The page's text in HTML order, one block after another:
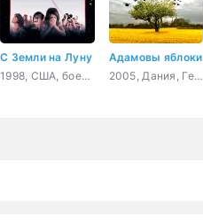
С Земли на Луну
1998, США, боевик, триллер, драма, история
Адамовы яблоки
2005, Дания, Германия, драма, комедия, криминал